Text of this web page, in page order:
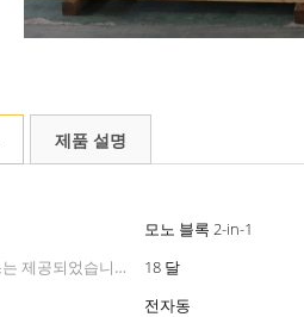
제품 설명
모노 블록 2-in-1
제공되었습니
18 달
전자동